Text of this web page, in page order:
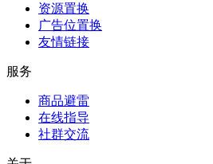
资源置换
广告位置换
友情链接
服务
商品避雷
在线指导
社群交流